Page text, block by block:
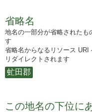
省略名
地名の一部分が省略された
す
省略名からなるリソース URI
リダイレクトされます
虻田郡
この地名の下位に